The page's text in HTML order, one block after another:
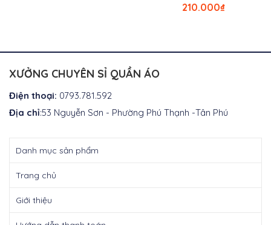
₫
210.000
XƯỞNG CHUYÊN SỈ QUẦN ÁO
Điện thoại: 0793.781.592
Địa chỉ:53 Nguyễn Sơn - Phường Phú Thạnh -Tân Phú
Danh mục sản phẩm
Trang chủ
Giới thiệu